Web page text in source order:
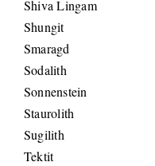
Shiva Lingam
Shungit
Smaragd
Sodalith
Sonnenstein
Staurolith
Sugilith
Tektit